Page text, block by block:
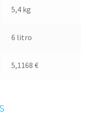
5,4 kg
6 litro
5,1168€